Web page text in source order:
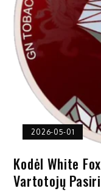
2026-05-01
Kodėl White
Vartotojų